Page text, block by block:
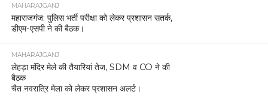
MAHARAJGANJ
महाराजगंज: पुलिस भर्ती परीक्षा को लेकर प्रशासन सतर्क,
डीएम-एसपी ने की बैठक।
MAHARAJGANJ
लेहड़ा मंदिर मेले की तैयारियां तेज, SDM व CO ने की
बैठक
चैत नवरात्रि मेला को लेकर प्रशासन अलर्ट।